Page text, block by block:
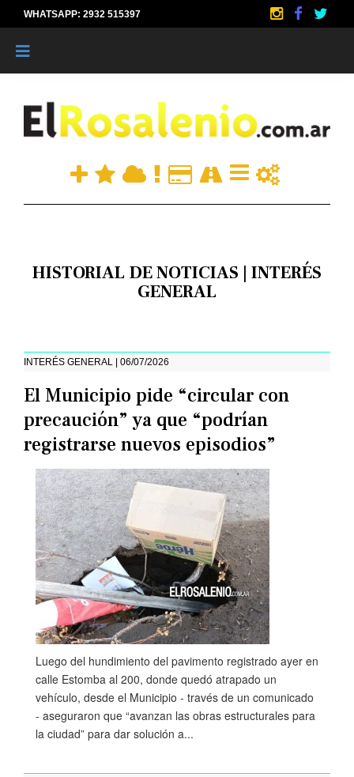
WHATSAPP: 2932 515397
HISTORIAL DE NOTICIAS | INTERÉS
GENERAL
INTERÉS GENERAL | 06/07/2026
El Municipio pide “circular con
precaución” ya que “podrían
registrarse nuevos episodios”
Luego del hundimiento del pavimento registrado ayer en
calle Estomba al 200, donde quedó atrapado un
vehículo, desde el Municipio - través de un comunicado
- aseguraron que “avanzan las obras estructurales para
la ciudad” para dar solución a...